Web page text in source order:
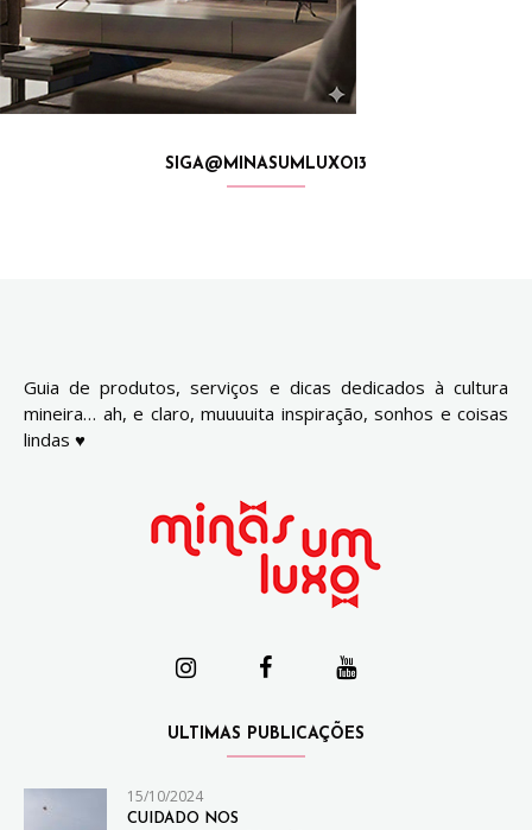
SIGA@MINASUMLUXO13
Guia de produtos, serviços e dicas dedicados à cultura
mineira… ah, e claro, muuuuita inspiração, sonhos e coisas
lindas ♥
ULTIMAS PUBLICAÇÕES
15/10/2024
CUIDADO NOS